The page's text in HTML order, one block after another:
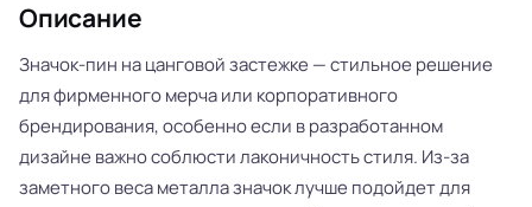
Описание
Значок-пин на цанговой застежке — стильное решение
для фирменного мерча или корпоративного
брендирования, особенно если в разработанном
дизайне важно соблюсти лаконичность стиля. Из-за
заметного веса металла значок лучше подойдет для